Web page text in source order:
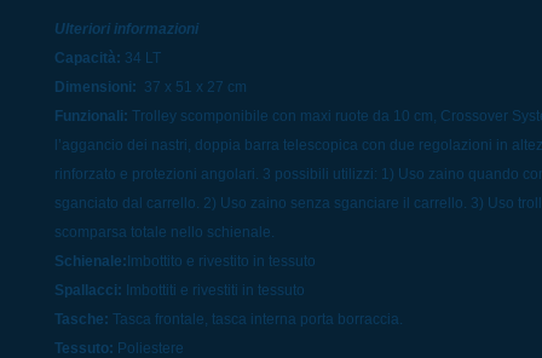
Ulteriori informazioni
Capacità: 34 LT
Dimensioni: 37 x 51 x 27 cm
Funzionali: Trolley scomponibile con maxi ruote da 10 cm, Crossover
l’aggancio dei nastri, doppia barra telescopica con due regolazioni in
rinforzato e protezioni angolari. 3 possibili utilizzi: 1) Uso zaino quando
sganciato dal carrello. 2) Uso zaino senza sganciare il carrello. 3) Uso
scomparsa totale nello schienale.
Schienale: Imbottito e rivestito in tessuto
Spallacci: Imbottiti e rivestiti in tessuto
Tasche: Tasca frontale, tasca interna porta borraccia.
Tessuto: Poliestere